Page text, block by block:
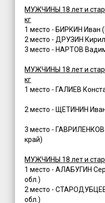
МУЖЧИНЫ 18 лет и
кг
1 место - БИРКИН
2 место - ДРУЗИН
3 место - НАРТОВ
МУЖЧИНЫ 18 лет и
кг
1 место - ГАЛИЕВ
2 место - ЩЕТИНИН
3 место - ГАВРИЛЕНКОВ
край)
МУЖЧИНЫ 18 лет и
1 место - АЛАБУГИН
обл.)
2 место -
обл.)